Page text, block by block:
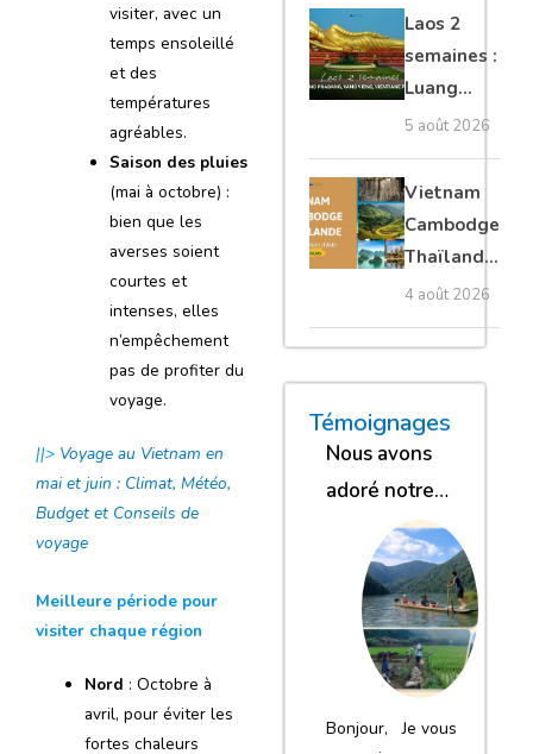
visiter, avec un
temps ensoleillé
et des
températures
agréables.
Saison des pluies
(mai à octobre) :
bien que les
averses soient
courtes et
intenses, elles
n’empêchement
pas de profiter du
voyage.
||> Voyage au Vietnam en
mai et juin : Climat, Météo,
Budget et Conseils de
voyage
Meilleure période pour
visiter chaque région
Nord : Octobre à
avril, pour éviter les
fortes chaleurs
Angkor,
Tonlé Sap
Laos 2
semaines :
Luang
Prabang,
Vang
Vieng,
Vientiane
privé
5 août 2026
Vietnam
Cambodge
Thaïlande
35 jours :
grands
trésors
d’Asie
4 août 2026
Témoignages
Nous avons
adoré notre
Bonjour, Je vous
« Nous
« Nous sommes